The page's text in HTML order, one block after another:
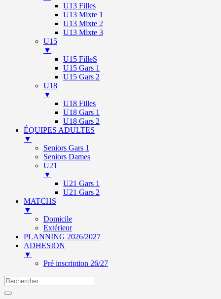
U13 Filles
U13 Mixte 1
U13 Mixte 2
U13 Mixte 3
U15
▼
U15 FilleS
U15 Gars 1
U15 Gars 2
U18
▼
U18 Filles
U18 Gars 1
U18 Gars 2
ÉQUIPES ADULTES
▼
Seniors Gars 1
Seniors Dames
U21
▼
U21 Gars 1
U21 Gars 2
MATCHS
▼
Domicile
Extérieur
PLANNING 2026/2027
ADHESION
▼
Pré inscription 26/27